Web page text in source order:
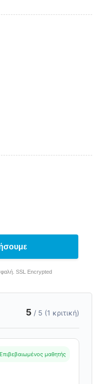
SSL Encrypted
5 / 5 (1 κριτική)
Επιβεβαιωμένος μαθητής